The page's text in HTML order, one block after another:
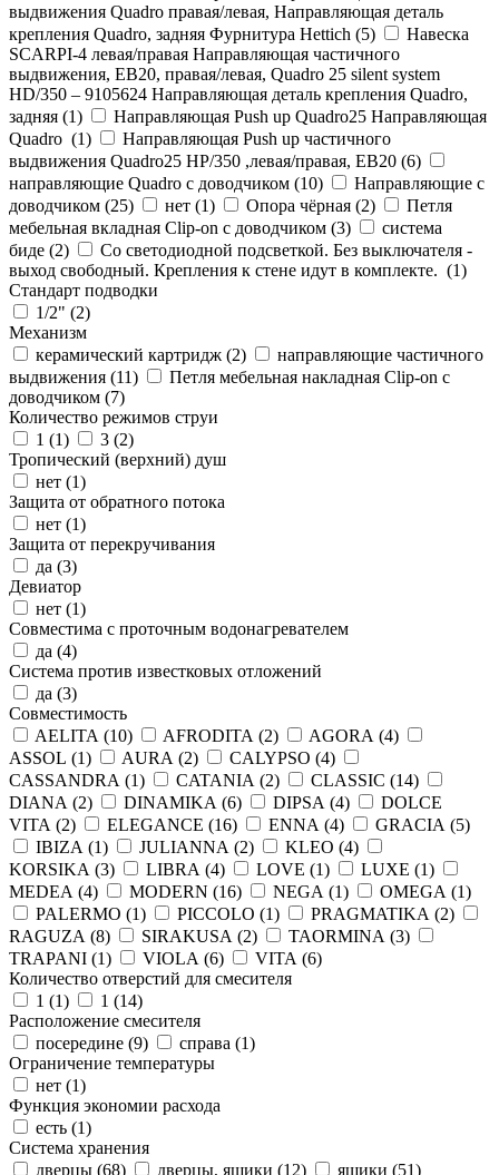
выдвижения Quadro правая/левая, Направляющая деталь
крепления Quadro, задняя Фурнитура Hettich (5)
Навеска
SCARPI-4 левая/правая Направляющая частичного
выдвижения, ЕВ20, правая/левая, Quadro 25 silent system
HD/350 – 9105624 Направляющая деталь крепления Quadro,
задняя (1)
Направляющая Push up Quadro25 Направляющая
Quadro (1)
Направляющая Push up частичного
выдвижения Quadro25 НР/350 ,левая/правая, ЕВ20 (6)
направляющие Quadro с доводчиком (10)
Направляющие с
доводчиком (25) нет (1) Опора чёрная (2)
Петля
мебельная вкладная Clip-on с доводчиком (3)
система
биде (2)
Со светодиодной подсветкой. Без выключателя -
выход свободный. Крепления к стене идут в комплекте. (1)
Стандарт подводки
1/2" (2)
Механизм
керамический картридж (2)
направляющие частичного
выдвижения (11)
Петля мебельная накладная Clip-on с
доводчиком (7)
Количество режимов струи
1 (1) 3 (2)
Тропический (верхний) душ
нет (1)
Защита от обратного потока
нет (1)
Защита от перекручивания
да (3)
Девиатор
нет (1)
Совместима с проточным водонагревателем
да (4)
Система против известковых отложений
да (3)
Совместимость
AELITA (10) AFRODITA (2) AGORA (4)
ASSOL (1) AURA (2) CALYPSO (4)
CASSANDRA (1) CATANIA (2) CLASSIC (14)
DIANA (2) DINAMIKA (6) DIPSA (4)
DOLCE
VITA (2) ELEGANCE (16) ENNA (4) GRACIA (5)
IBIZA (1) JULIANNA (2) KLEO (4)
KORSIKA (3) LIBRA (4) LOVE (1) LUXE (1)
MEDEA (4) MODERN (16) NEGA (1) OMEGA (1)
PALERMO (1) PICCOLO (1) PRAGMATIKA (2)
RAGUZA (8) SIRAKUSA (2) TAORMINA (3)
TRAPANI (1) VIOLA (6) VITA (6)
Количество отверстий для смесителя
1 (1) 1 (14)
Расположение смесителя
посередине (9) справа (1)
Ограничение температуры
нет (1)
Функция экономии расхода
есть (1)
Система хранения
дверцы (68) дверцы, ящики (12) ящики (51)